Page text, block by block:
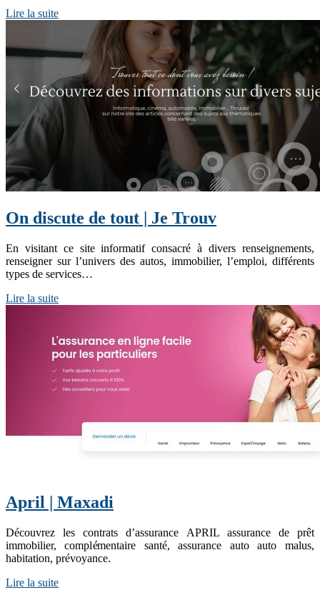
Lire la suite
On discute de tout | Je Trouv
En visitant ce site informatif consacré à divers renseignements,
renseigner sur l’univers des autos, immobilier, l’emploi, différents
types de services…
Lire la suite
April | Maxadi
Découvrez les contrats d’assurance APRIL assurance de prêt
immobilier, complémentaire santé, assurance auto auto malus,
habitation, prévoyance.
Lire la suite